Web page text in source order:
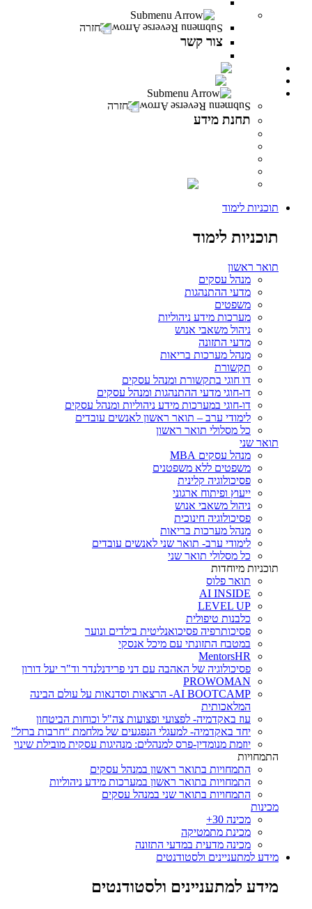
חזרה
צור קשר
חזרה
תחנת מידע
תוכניות לימוד
תוכניות לימוד
תואר ראשון
מנהל עסקים
מדעי ההתנהגות
משפטים
מערכות מידע ניהוליות
ניהול משאבי אנוש
מדעי התזונה
מנהל מערכות בריאות
תקשורת
דו חוגי בתקשורת ומנהל עסקים
דו-חוגי מדעי ההתנהגות ומנהל עסקים
דו-חוגי במערכות מידע ניהוליות ומנהל עסקים
לימודי ערב – תואר ראשון לאנשים עובדים
כל מסלולי תואר ראשון
תואר שני
מנהל עסקים MBA
משפטים ללא משפטנים
פסיכולוגיה קלינית
ייעוץ ופיתוח ארגוני
ניהול משאבי אנוש
פסיכולוגיה חינוכית
מנהל מערכות בריאות
לימודי ערב- תואר שני לאנשים עובדים
כל מסלולי תואר שני
תוכניות מיוחדות
תואר פלוס
AI INSIDE
LEVEL UP
כלבנות טיפולית
פסיכותרפיה פסיכואנליטית בילדים ונוער
במטבח התזונתי עם מיכל אנסקי
MentorsHR
פסיכולוגיה של האהבה עם דני פרידנלנדר וד"ר יעל דורון
PROWOMAN
AI BOOTCAMP- הרצאות וסדנאות על עולם הבינה
המלאכותית
עוז באקדמיה- לפצועי ופצועות צה"ל וכוחות הביטחון
יחד באקדמיה- למעגלי הנפגעים של מלחמת “חרבות ברזל”
יוזמת מנומדין-פרס למנהלים: מנהיגות עסקית מובילת שינוי
התמחויות
התמחויות בתואר ראשון במנהל עסקים
התמחויות בתואר ראשון במערכות מידע ניהוליות
התמחויות בתואר שני במנהל עסקים
מכינות
מכינה 30+
מכינת מתמטיקה
מכינה מדעית במדעי התזונה
מידע למתעניינים ולסטודנטים
מידע למתעניינים ולסטודנטים